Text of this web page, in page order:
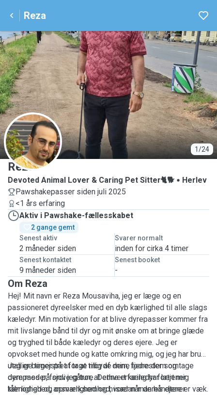
Reza
1/24
R
Reza
Devoted Animal Lover & Caring Pet Sitter🐈🐕
Herlev
Pawshakepasser siden juli 2025
<1 års erfaring
Aktiv i Pawshake-fællesskabet
2 gange gemt
Senest aktiv
2 måneder siden
Svarer normalt
inden for cirka 4 timer
Senest kontaktet
9 måneder siden
Senest booket
-
Om Reza
Hej! Mit navn er Reza Mousaviha, jeg er læge og en
passioneret dyreelsker med en dyb kærlighed til alle slags
kæledyr. Min motivation for at blive dyrepasser kommer fra
mit livslange bånd til dyr og mit ønske om at bringe glæde
og tryghed til både kæledyr og deres ejere. Jeg er
opvokset med hunde og katte omkring mig, og jeg har brugt
utallige timer på at tage mig af dem, fodre dem og tage
dem med på sjove gåture. Denne erfaring har lært mig
tålmodighed, ansvarlighed og hvordan man håndterer
Jeg er begejstret for at tilbyde mine tjenester som
dyrepasser, fordi jeg tror, at ethvert kæledyr fortjener
kærlighed og opmærksomhed, især når deres ejere er væk.